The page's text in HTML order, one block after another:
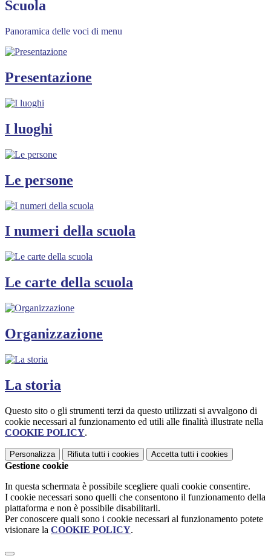
Scuola
Panoramica delle voci di menu
Presentazione
I luoghi
Le persone
I numeri della scuola
Le carte della scuola
Organizzazione
La storia
Questo sito o gli strumenti terzi da questo utilizzati si avvalgono di
cookie necessari al funzionamento ed utili alle finalità illustrate nella
COOKIE POLICY.
Personalizza Rifiuta tutti i cookies Accetta tutti i cookies
Gestione cookie
In questa schermata è possibile scegliere quali cookie consentire.
I cookie necessari sono quelli che consentono il funzionamento della
piattaforma e non è possibile disabilitarli.
Per conoscere quali sono i cookie necessari al funzionamento potete
visionare la COOKIE POLICY.